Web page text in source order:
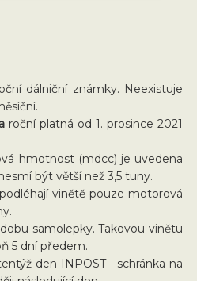
dálniční známky. Neexistuje
roční platná od 1. prosince 2021
hmotnost (mdcc) je uvedena
být větší než 3,5 tuny.
vinětě pouze motorová
samolepky. Takovou vinětu
5 dní předem.
den INPOST schránka na